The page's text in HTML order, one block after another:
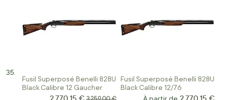
Fusil Superposé Benelli 828U
Black Calibre 12 Gaucher
Prix Spécial
Fusil Superposé Benelli 828U
Black Calibre 12/76